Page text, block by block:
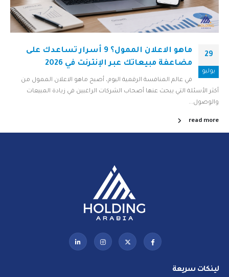
29
يوليو
ماهو الاعلان الممول؟ 9 أسرار تساعدك على
مضاعفة مبيعاتك عبر الإنترنت في 2026
في عالم المنافسة الرقمية اليوم، أصبح ماهو الاعلان الممول من
أكثر الأسئلة التي يبحث عنها أصحاب الشركات الراغبين في زيادة المبيعات
والوصول...
read more
لينكات سريعة